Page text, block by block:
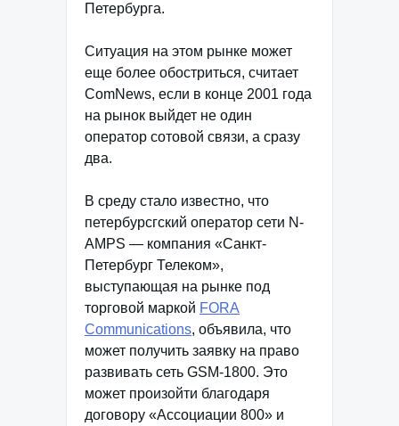
Петербурга.
Ситуация на этом рынке может
еще более обостриться, считает
ComNews, если в конце 2001 года
на рынок выйдет не один
оператор сотовой связи, а сразу
два.
В среду стало известно, что
петербурсгский оператор сети N-
AMPS — компания «Санкт-
Петербург Телеком»,
выступающая на рынке под
торговой маркой FORA
Communications, объявила, что
может получить заявку на право
развивать сеть GSM-1800. Это
может произойти благодаря
договору «Ассоциации 800» и